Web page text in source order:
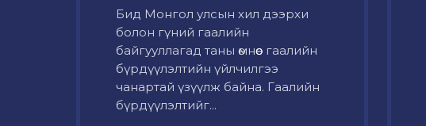
Бид Монгол улсын хил дээрхи
болон гүний гаалийн
байгууллагад таны өмнөөс гаалийн
бүрдүүлэлтийн үйлчилгээ
чанартай үзүүлж байна. Гаалийн
бүрдүүлэлтийг...